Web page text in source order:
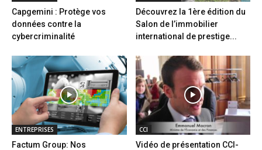
Capgemini : Protège vos
données contre la
cybercriminalité
Découvrez la 1ère édition du
Salon de l’immobilier
international de prestige...
ENTREPRISES
Factum Group: Nos
CCI
Vidéo de présentation CCI-